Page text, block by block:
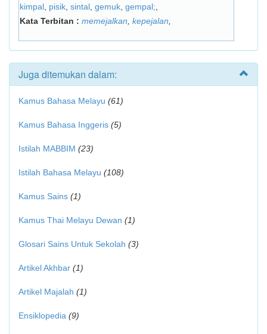
kimpal pisik sintal gemuk gempal;
Kata Terbitan : memejalkan kepejalan
Juga ditemukan dalam:
Kamus Bahasa Melayu (61)
Kamus Bahasa Inggeris (5)
Istilah MABBIM (23)
Istilah Bahasa Melayu (108)
Kamus Sains (1)
Kamus Thai Melayu Dewan (1)
Glosari Sains Untuk Sekolah (3)
Artikel Akhbar (1)
Artikel Majalah (1)
Ensiklopedia (9)